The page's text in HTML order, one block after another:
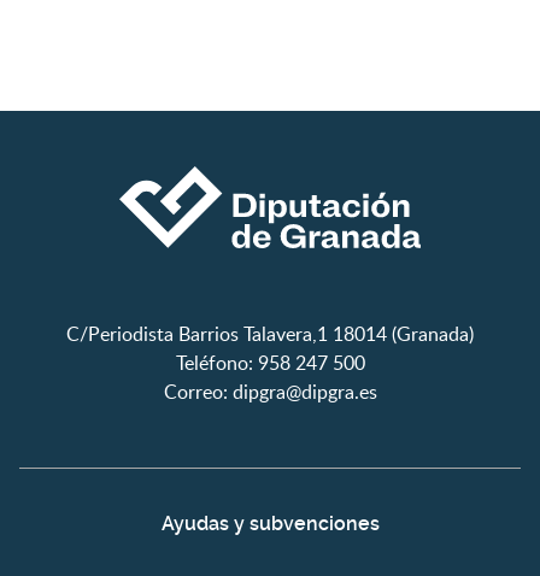
C/Periodista Barrios Talavera,1 18014 (Granada)
Teléfono: 958 247 500
Correo: dipgra@dipgra.es
Ayudas y subvenciones